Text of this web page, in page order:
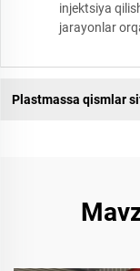
injektsiya
jarayonlar
Plastmassa qismlar